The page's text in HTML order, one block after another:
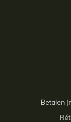
Betalen